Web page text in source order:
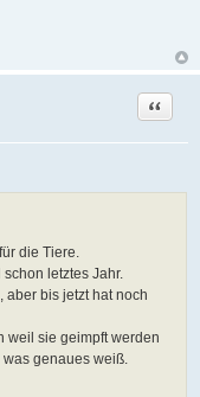
Zitat
die Tiere.
letztes Jahr.
aber bis jetzt hat noch
weil sie geimpft werden
genaues weiß.